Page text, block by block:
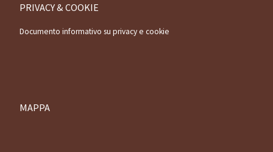
PRIVACY & COOKIE
Documento informativo su privacy e cookie
MAPPA